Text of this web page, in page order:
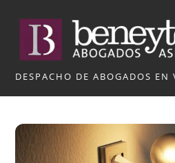
DESPACHO DE ABOGADOS